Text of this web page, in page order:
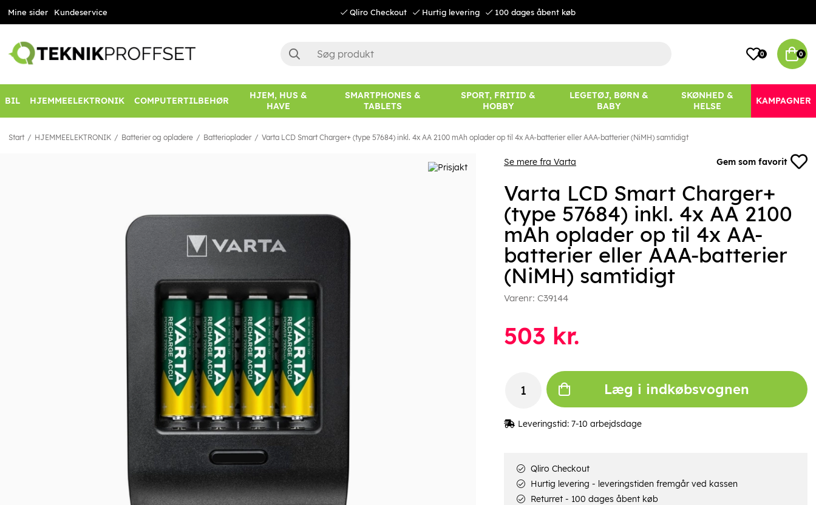
Mine sider Kundeservice Qliro Checkout Hurtig levering 100 dages åbent køb
0 0
BIL HJEMMEELEKTRONIK COMPUTERTILBEHØR
HJEM, HUS &
HAVE
SMARTPHONES &
TABLETS
SPORT, FRITID &
HOBBY
LEGETØJ, BØRN &
BABY
SKØNHED &
HELSE
KAMPAGNER
Start HJEMMEELEKTRONIK Batterier og opladere Batterioplader Varta LCD Smart Charger+ (type 57684) inkl. 4x AA 2100 mAh oplader op til 4x AA-batterier eller AAA-batterier (NiMH) samtidigt
Se mere fra Varta Gem som favorit
Varta LCD Smart Charger+
(type 57684) inkl. 4x AA 2100
mAh oplader op til 4x AA-
batterier eller AAA-batterier
(NiMH) samtidigt
Varenr: C39144
503 kr.
Læg i indkøbsvognen
Leveringstid: 7-10 arbejdsdage
Qliro Checkout
Hurtig levering - leveringstiden fremgår ved kassen
Returret - 100 dages åbent køb